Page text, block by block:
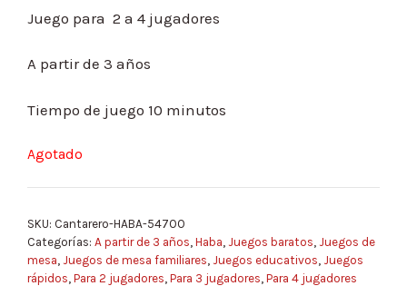
Juego para 2 a 4 jugadores
A partir de 3 años
Tiempo de juego 10 minutos
Agotado
SKU: Cantarero-HABA-54700
Categorías: A partir de 3 años Haba Juegos baratos Juegos de
mesa Juegos de mesa familiares Juegos educativos Juegos
rápidos Para 2 jugadores Para 3 jugadores Para 4 jugadores